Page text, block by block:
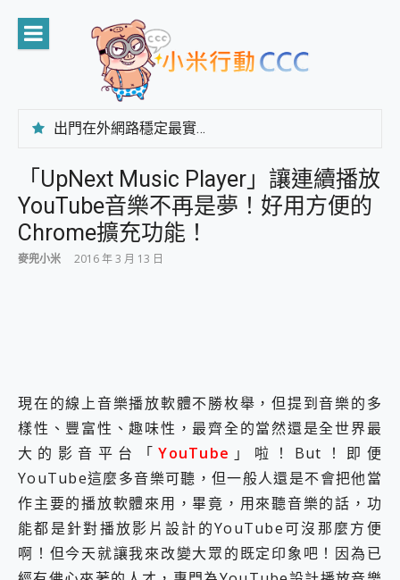
content
出門在外網路穩定最實在 「台灣大哥大」榮獲 4G/5G 在線率全球 NO.3 全台第一與全台六冠王實測心得，走到哪順到哪！
CP 值天花板~ Bongcom BS5 足球君開箱~ 短焦投影機 3千元就能擁有！ 折扣碼在這～
專為 PC上的 XBOX和掌機設計的 FireCuda X1070 SSD 固態硬碟開箱 評測
台灣製攝影機在這裡，100%全無線設計 SpotCam Solo Eco 太陽能防水雲端攝影機 SpotCam Solo 3 2.5K高畫質戶外攝影機 開箱 評測
超懂拍、耐用 AI 街拍機~ realme 16 Pro 開箱評價~ 2 億畫素 LumaColor 影像、持久續航與 IP69K 高防護
外型超吸晴~ 給您絕佳操控體驗 GravaStar Mercury K1 系列 異星機械鍵盤與 Mercury X 系列 輕量無線電競滑鼠 開箱 評測
開箱~變身「蜘蛛人」椅子軍師！MSI MPG 491CQP QD-OLED 超寬曲面電競螢幕，多工辦公、爽度滿滿的終極桌面體驗
DJI Osmo Pocket 3 爽爽帶回家 歡慶 EaseUS 21 週年到來，「Slogan 海報徵稿活動」好康大放送
小巧好吸不擋鏡頭 有Qi2認證的 ONPRO MagReact MXs2 5000mAh薄型磁吸無線急速行動電源 開箱 評測
會走動的冷暖氣 SONY REON POCKET PRO 穿戴式智慧冷暖調溫裝置 開箱 評測
寶可夢飛人外掛iToolab AnyGo全新升級，GO Fest 五折優惠嗨翻天！支援 iOS/Android！
百倍變焦實測~ vivo X200 Pro 與 S25 Ultra 誰能滿足全場景拍攝需求？
超好用的 PLAUD NotePin AI 智慧錄音膠囊~ 您的AI 秘書已上線 每月免費送你 300分鐘轉寫
「UpNext Music Player」讓連續播放
YouTube音樂不再是夢！好用方便的
Chrome擴充功能！
麥兜小米 2016 年 3 月 13 日
現在的線上音樂播放軟體不勝枚舉，但提到音樂的多
樣性、豐富性、趣味性，最齊全的當然還是全世界最
大的影音平台「YouTube 」啦！But！即便
YouTube這麼多音樂可聽，但一般人還是不會把他當
作主要的播放軟體來用，畢竟，用來聽音樂的話，功
能都是針對播放影片設計的YouTube可沒那麼方便
啊！但今天就讓我來改變大眾的既定印象吧！因為已